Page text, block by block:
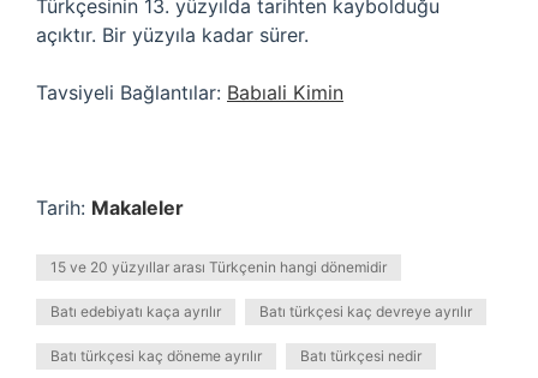
Türkçesinin 13. yüzyılda tarihten kaybolduğu
açıktır. Bir yüzyıla kadar sürer.
Tavsiyeli Bağlantılar: Babıali Kimin
Tarih: Makaleler
15 ve 20 yüzyıllar arası Türkçenin hangi dönemidir
Batı edebiyatı kaça ayrılır Batı türkçesi kaç devreye ayrılır
Batı türkçesi kaç döneme ayrılır Batı türkçesi nedir